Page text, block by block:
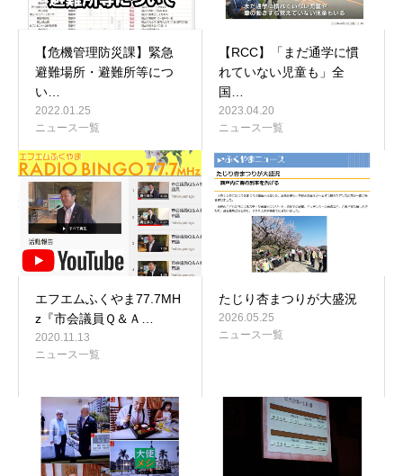
【危機管理防災課】緊急
避難場所・避難所等につ
い…
2022.01.25
ニュース一覧
【RCC】「まだ通学に慣
れていない児童も」全
国…
2023.04.20
ニュース一覧
エフエムふくやま77.7MH
z『市会議員Ｑ＆Ａ…
2020.11.13
ニュース一覧
たじり杏まつりが大盛況
2026.05.25
ニュース一覧